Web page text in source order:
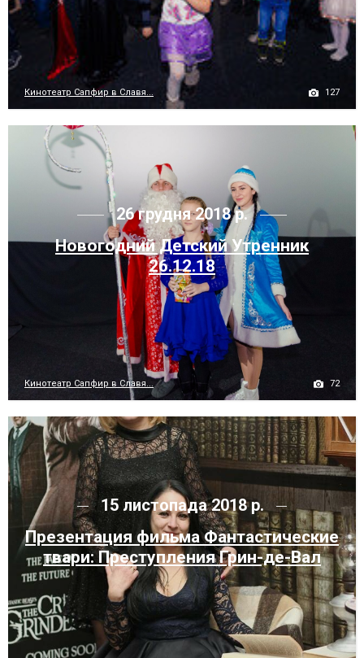
Кинотеатр Сапфир в Славя... 127
26 грудня 2018 р.
Новогодний Детский Утренник
26.12.18
Кинотеатр Сапфир в Славя... 72
15 листопада 2018 р.
Презентация фильма Фантастические
твари: Преступления Грин-де-Вал